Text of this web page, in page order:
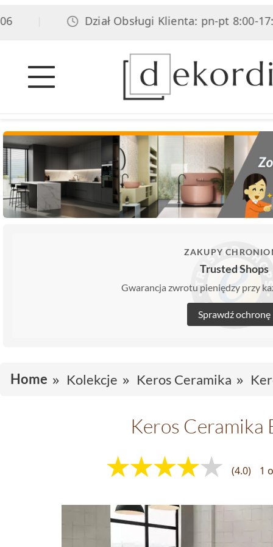
Dział Obsługi Klienta: pn-pt 8:00-
ZAKUPY
Trusted Shops
Gwarancja zwrotu pieniędzy przy
Sprawdź ochronę
Home Kolekcje Keros Ceramika
Keros Ceramika
(4.0) 1